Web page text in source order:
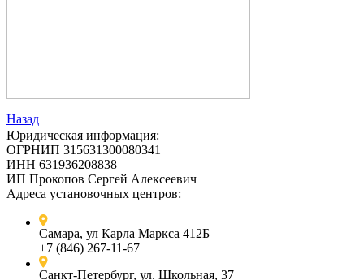
Назад
Юридическая информация:
ОГРНИП 315631300080341
ИНН 631936208838
ИП Прокопов Сергей Алексеевич
Адреса установочных центров:
Самара, ул Карла Маркса 412Б
+7 (846) 267-11-67
Санкт-Петербург, ул. Школьная, 37